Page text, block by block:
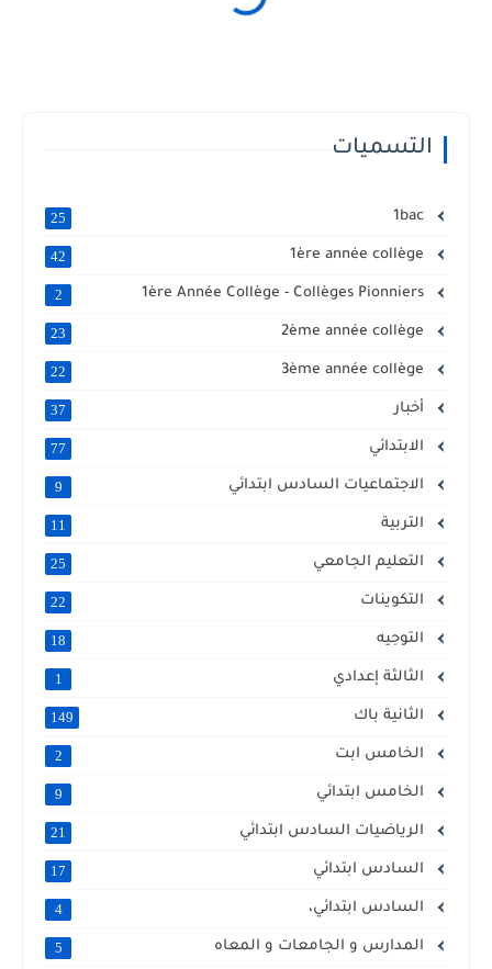
التسميات
1bac
25
42
1ère Année Collège - Collèges Pionniers
2
23
22
أخبار 37
الابتدائي 77
الاجتماعيات السادس ابتدائي 9
التربية 11
التعليم الجامعي 25
التكوينات 22
التوجيه 18
الثالثة إعدادي 1
الثانية باك 149
الخامس ابت 2
الخامس ابتدائي 9
الرياضيات السادس ابتدائي 21
السادس ابتدائي 17
السادس ابتدائي، 4
المدارس و الجامعات و المعاه 5